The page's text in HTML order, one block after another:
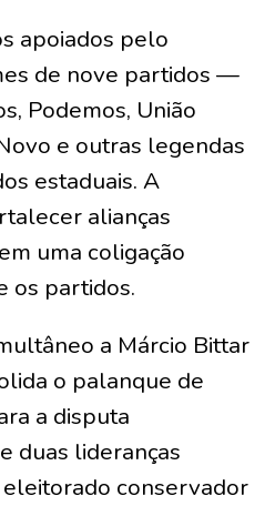
apoiados pelo
de nove partidos —
Podemos, União
e outras legendas
estaduais. A
alianças
uma coligação
os partidos.
a Márcio Bittar
o palanque de
a disputa
duas lideranças
conservador